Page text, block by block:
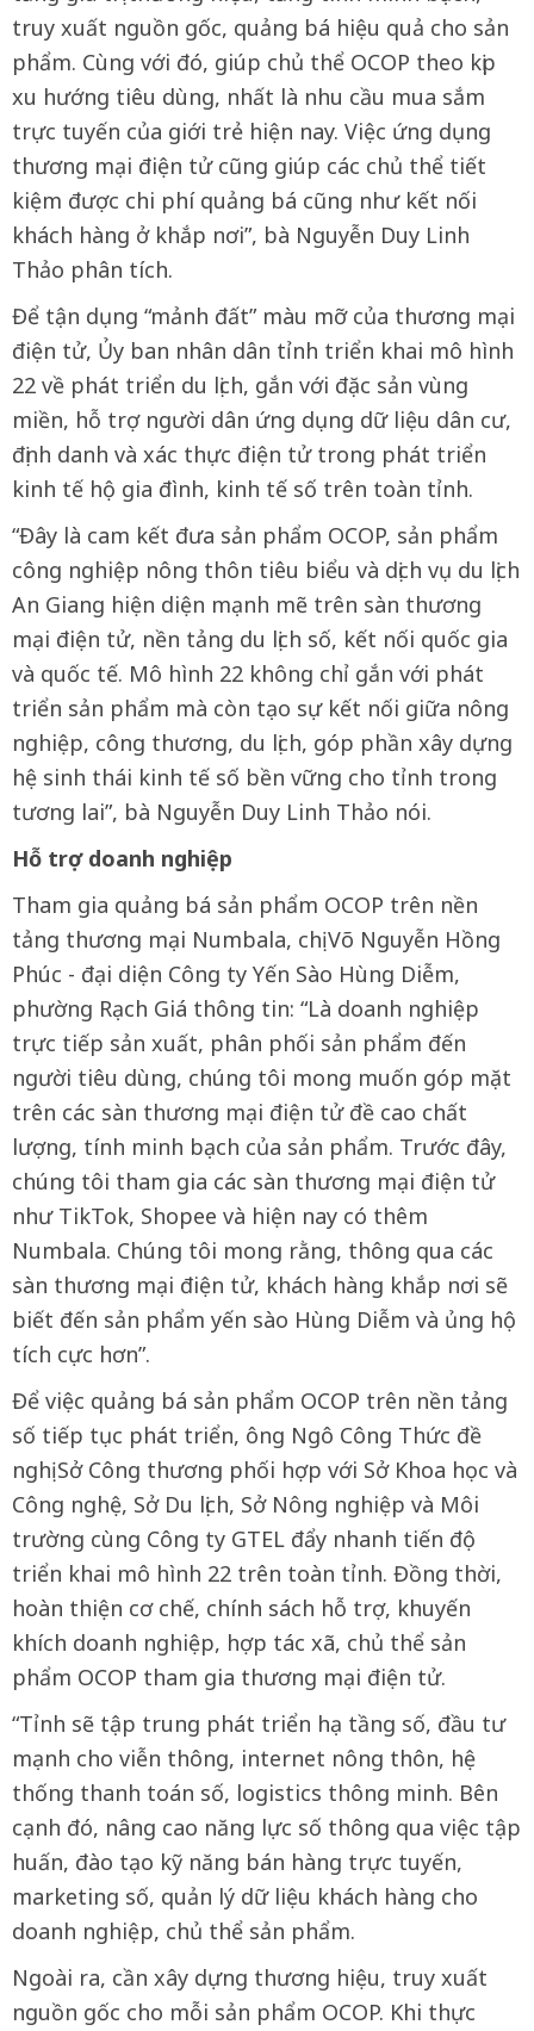
truy xuất nguồn gốc, quảng bá hiệu quả cho sản
phẩm. Cùng với đó, giúp chủ thể OCOP theo kịp
xu hướng tiêu dùng, nhất là nhu cầu mua sắm
trực tuyến của giới trẻ hiện nay. Việc ứng dụng
thương mại điện tử cũng giúp các chủ thể tiết
kiệm được chi phí quảng bá cũng như kết nối
khách hàng ở khắp nơi”, bà Nguyễn Duy Linh
Thảo phân tích.
Để tận dụng “mảnh đất” màu mỡ của thương mại
điện tử, Ủy ban nhân dân tỉnh triển khai mô hình
22 về phát triển du lịch, gắn với đặc sản vùng
miền, hỗ trợ người dân ứng dụng dữ liệu dân cư,
định danh và xác thực điện tử trong phát triển
kinh tế hộ gia đình, kinh tế số trên toàn tỉnh.
“Đây là cam kết đưa sản phẩm OCOP, sản phẩm
công nghiệp nông thôn tiêu biểu và dịch vụ du lịch
An Giang hiện diện mạnh mẽ trên sàn thương
mại điện tử, nền tảng du lịch số, kết nối quốc gia
và quốc tế. Mô hình 22 không chỉ gắn với phát
triển sản phẩm mà còn tạo sự kết nối giữa nông
nghiệp, công thương, du lịch, góp phần xây dựng
hệ sinh thái kinh tế số bền vững cho tỉnh trong
tương lai”, bà Nguyễn Duy Linh Thảo nói.
Hỗ trợ doanh nghiệp
Tham gia quảng bá sản phẩm OCOP trên nền
tảng thương mại Numbala, chị Võ Nguyễn Hồng
Phúc - đại diện Công ty Yến Sào Hùng Diễm,
phường Rạch Giá thông tin: “Là doanh nghiệp
trực tiếp sản xuất, phân phối sản phẩm đến
người tiêu dùng, chúng tôi mong muốn góp mặt
trên các sàn thương mại điện tử đề cao chất
lượng, tính minh bạch của sản phẩm. Trước đây,
chúng tôi tham gia các sàn thương mại điện tử
như TikTok, Shopee và hiện nay có thêm
Numbala. Chúng tôi mong rằng, thông qua các
sàn thương mại điện tử, khách hàng khắp nơi sẽ
biết đến sản phẩm yến sào Hùng Diễm và ủng hộ
tích cực hơn”.
Để việc quảng bá sản phẩm OCOP trên nền tảng
số tiếp tục phát triển, ông Ngô Công Thức đề
nghị Sở Công thương phối hợp với Sở Khoa học và
Công nghệ, Sở Du lịch, Sở Nông nghiệp và Môi
trường cùng Công ty GTEL đẩy nhanh tiến độ
triển khai mô hình 22 trên toàn tỉnh. Đồng thời,
hoàn thiện cơ chế, chính sách hỗ trợ, khuyến
khích doanh nghiệp, hợp tác xã, chủ thể sản
phẩm OCOP tham gia thương mại điện tử.
“Tỉnh sẽ tập trung phát triển hạ tầng số, đầu tư
mạnh cho viễn thông, internet nông thôn, hệ
thống thanh toán số, logistics thông minh. Bên
cạnh đó, nâng cao năng lực số thông qua việc tập
huấn, đào tạo kỹ năng bán hàng trực tuyến,
marketing số, quản lý dữ liệu khách hàng cho
doanh nghiệp, chủ thể sản phẩm.
Ngoài ra, cần xây dựng thương hiệu, truy xuất
nguồn gốc cho mỗi sản phẩm OCOP. Khi thực